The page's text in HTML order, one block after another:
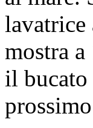
lavatrice
mostra
il bucato